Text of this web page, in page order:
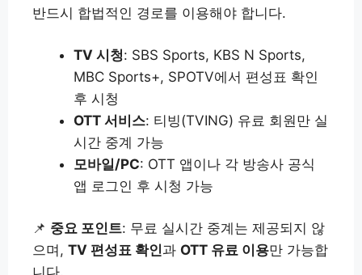
반드시 합법적인 경로를 이용해야 합니다.
TV 시청: SBS Sports, KBS N Sports,
MBC Sports+, SPOTV에서 편성표 확인
후 시청
OTT 서비스: 티빙(TVING) 유료 회원만 실
시간 중계 가능
모바일/PC: OTT 앱이나 각 방송사 공식
앱 로그인 후 시청 가능
📌 중요 포인트: 무료 실시간 중계는 제공되지 않
으며, TV 편성표 확인과 OTT 유료 이용만 가능합
니다.